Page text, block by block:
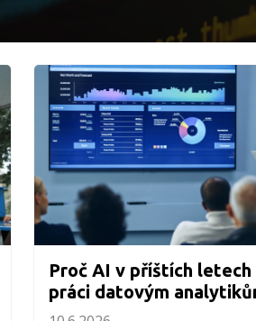
Proč AI v příštích letech
práci datovým